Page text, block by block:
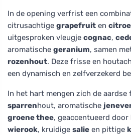
In de opening verfrist een
citrusachtige grapefruit en
uitgesproken vleugje cognac,
aromatische geranium, samen
rozenhout. Deze frisse en
een dynamisch en zelfverzekerd
In het hart mengen zich de aardse
sparrenhout, aromatische
groene thee, geaccentueerd door
wierook, kruidige salie en pittige